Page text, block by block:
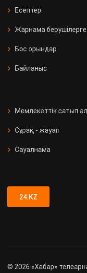
Есептер
Жарнама берушілерге
Бос орындар
Байланыс
Мемлекеттік сатып
Сұрақ - жауап
Сауалнама
24.KZ
© 2026 «Хабар»